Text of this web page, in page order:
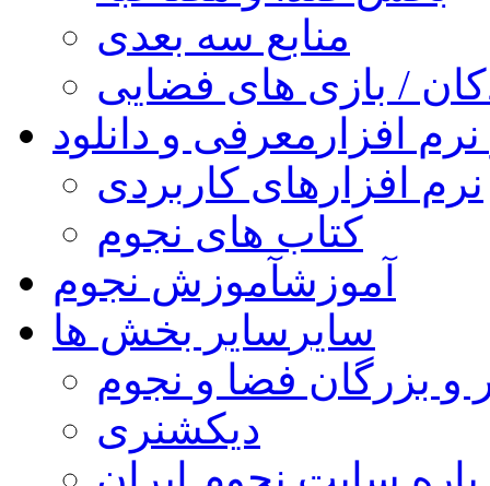
منابع سه بعدی
/ بازی های فضایی
افزار معرفی و دانلود
نرم افزارهای کاربردی
کتاب های نجوم
آموزشآموزش نجوم
سایر سایر بخش ها
و بزرگان فضا و نجوم
دیکشنری